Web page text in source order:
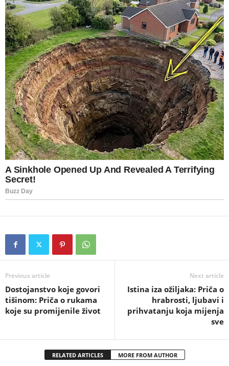
Previous article
Dostojanstvo koje govori
tišinom: Priča o rukama
koje su promijenile život
Next article
Istina iza ožiljaka: Priča o
hrabrosti, ljubavi i
prihvatanju koja mijenja
sve
RELATED ARTICLES MORE FROM AUTHOR